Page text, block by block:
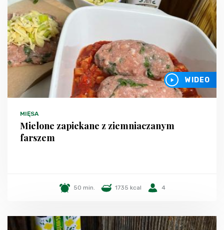
WIDEO
MIĘSA
Mielone zapiekane z ziemniaczanym
farszem
50 min. 1735 kcal 4